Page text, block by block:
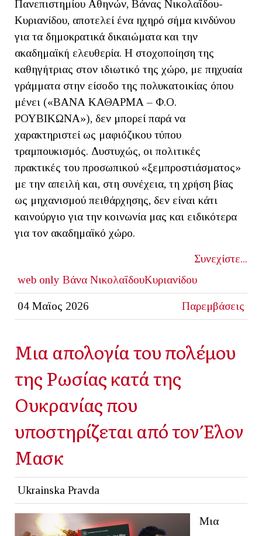
Πανεπιστημίου Αθηνών, Βάνας Νικολαΐδου-
Κυριανίδου, αποτελεί ένα ηχηρό σήμα κινδύνου
για τα δημοκρατικά δικαιώματα και την
ακαδημαϊκή ελευθερία. Η στοχοποίηση της
καθηγήτριας στον ιδιωτικό της χώρο, με πηχυαία
γράμματα στην είσοδο της πολυκατοικίας όπου
μένει («ΒΑΝΑ ΚΑΘΑΡΜΑ – Φ.Ο.
ΡΟΥΒΙΚΩΝΑ»), δεν μπορεί παρά να
χαρακτηριστεί ως μαφιόζικου τύπου
τραμπουκισμός. Δυστυχώς, οι πολιτικές
πρακτικές του προσωπικού «ξεμπροστιάσματος»
με την απειλή και, στη συνέχεια, τη χρήση βίας
ως μηχανισμού πειθάρχησης, δεν είναι κάτι
καινούργιο για την κοινωνία μας και ειδικότερα
για τον ακαδημαϊκό χώρο.
Συνεχίστε...
web only Βάνα ΝικολαΐδουΚυριανίδου
04 Μαϊος 2026 Παρεμβάσεις
Μια απολογία του πολέμου
της Ρωσίας κατά της
Ουκρανίας που
υποστηρίζεται από τον Έλον
Μασκ
Ukrainska Pravda
Μια